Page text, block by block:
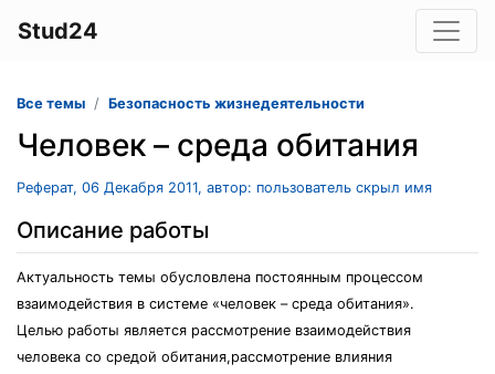
Stud24
Все темы Безопасность жизнедеятельности
Человек – среда обитания
Реферат, 06 Декабря 2011, автор: пользователь скрыл имя
Описание работы
Актуальность темы обусловлена постоянным процессом
взаимодействия в системе «человек – среда обитания».
Целью работы является рассмотрение взаимодействия
человека со средой обитания,рассмотрение влияния